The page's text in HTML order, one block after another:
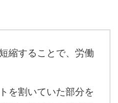
縮することで、労働
を割いていた部分を